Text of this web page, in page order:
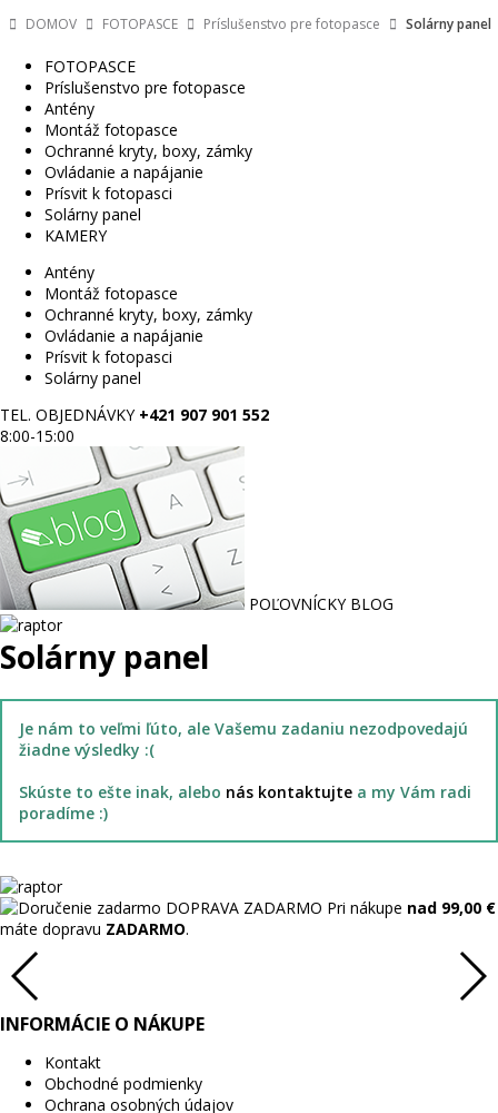
DOMOV FOTOPASCE Príslušenstvo pre fotopasce Solárny panel
FOTOPASCE
Príslušenstvo pre fotopasce
Antény
Montáž fotopasce
Ochranné kryty, boxy, zámky
Ovládanie a napájanie
Prísvit k fotopasci
Solárny panel
KAMERY
Antény
Montáž fotopasce
Ochranné kryty, boxy, zámky
Ovládanie a napájanie
Prísvit k fotopasci
Solárny panel
TEL. OBJEDNÁVKY +421 907 901 552
8:00-15:00
POĽOVNÍCKY BLOG
Solárny panel
Je nám to veľmi ľúto, ale Vašemu zadaniu nezodpovedajú
žiadne výsledky :(
Skúste to ešte inak, alebo nás kontaktujte a my Vám radi
poradíme :)
DOPRAVA ZADARMO Pri nákupe nad 99,00 €
máte dopravu ZADARMO.
INFORMÁCIE O NÁKUPE
Kontakt
Obchodné podmienky
Ochrana osobných údajov